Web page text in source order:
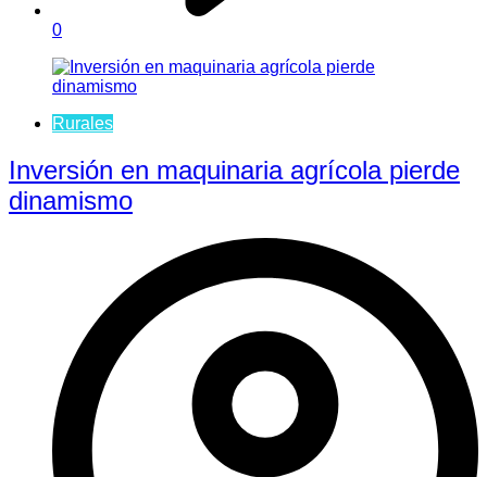
0
Rurales
Inversión en maquinaria agrícola pierde
dinamismo